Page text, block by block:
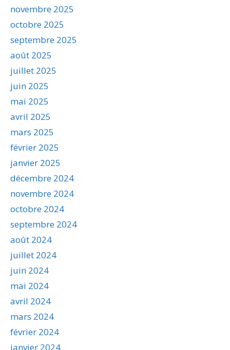
novembre 2025
octobre 2025
septembre 2025
août 2025
juillet 2025
juin 2025
mai 2025
avril 2025
mars 2025
février 2025
janvier 2025
décembre 2024
novembre 2024
octobre 2024
septembre 2024
août 2024
juillet 2024
juin 2024
mai 2024
avril 2024
mars 2024
février 2024
janvier 2024